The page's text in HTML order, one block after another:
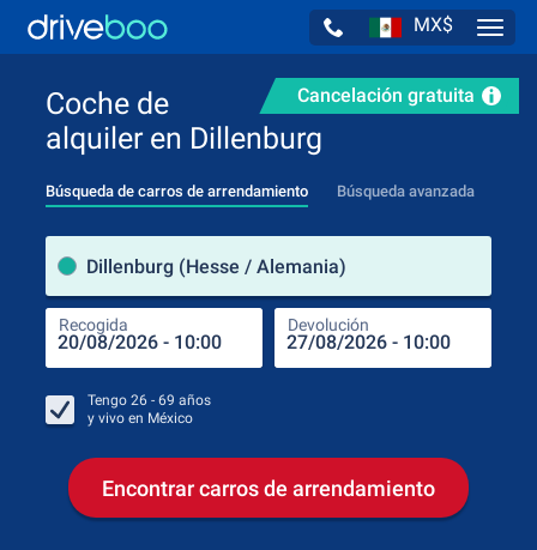
MX$
Cancelación gratuita
Coche de
alquiler en Dillenburg
Búsqueda de carros de arrendamiento Búsqueda avanzada
Dillenburg (Hesse / Alemania)
Recogida Devolución
Tengo 26 - 69 años
y vivo en México
Encontrar carros de arrendamiento